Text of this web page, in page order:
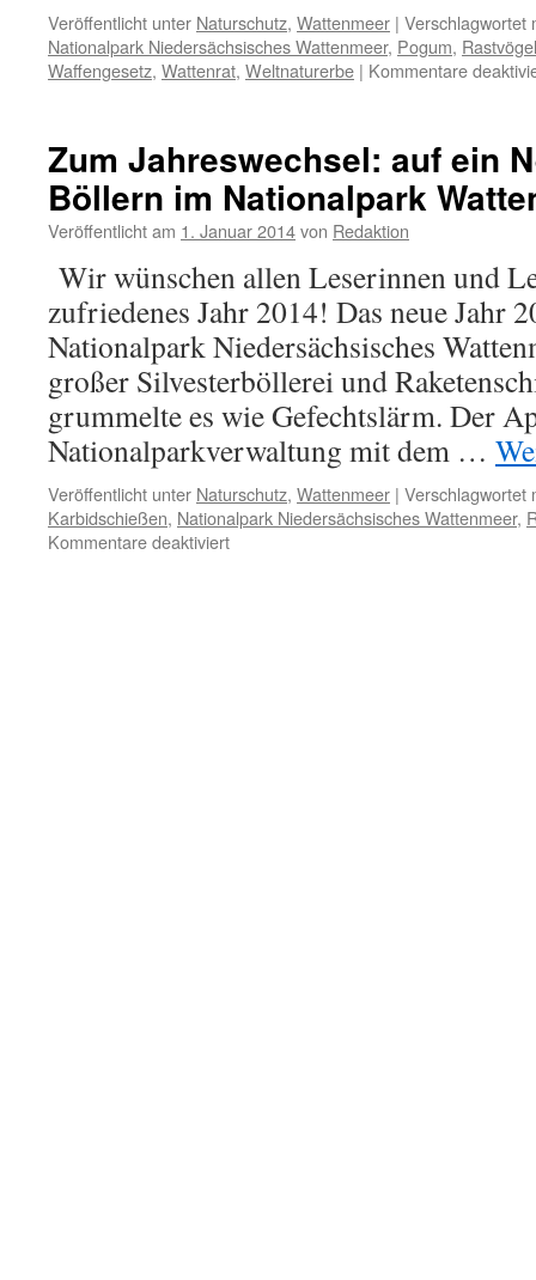
Veröffentlicht unter Naturschutz, Wattenmeer | Verschlagwortet
Nationalpark Niedersächsisches Wattenmeer, Pogum, Rastvögel
Waffengesetz, Wattenrat, Weltnaturerbe | Kommentare
Zum Jahreswechsel: auf ein
Böllern im Nationalpark
Veröffentlicht am 1. Januar 2014von Redaktion
Wir wünschen allen Leserinnen und
zufriedenes Jahr 2014! Das neue Jahr
Nationalpark Niedersächsisches
großer Silvesterböllerei und
grummelte es wie Gefechtslärm. Der
Nationalparkverwaltung mit dem …
Veröffentlicht unter Naturschutz, Wattenmeer | Verschlagwortet
Karbidschießen, Nationalpark Niedersächsisches Wattenmeer,
Kommentare deaktiviertfür